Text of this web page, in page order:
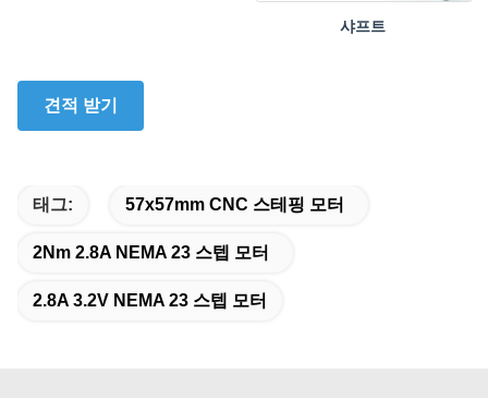
샤프트
견적 받기
태그: 57x57mm CNC 스테핑 모터
2Nm 2.8A NEMA 23 스텝 모터
2.8A 3.2V NEMA 23 스텝 모터